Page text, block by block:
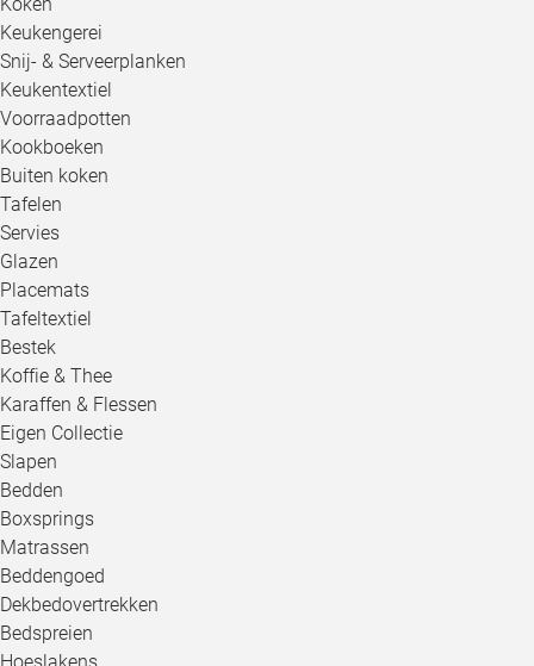
Keukengerei
Snij- & Serveerplanken
Keukentextiel
Voorraadpotten
Kookboeken
Buiten koken
Tafelen
Servies
Glazen
Placemats
Tafeltextiel
Bestek
Koffie & Thee
Karaffen & Flessen
Eigen Collectie
Slapen
Bedden
Boxsprings
Matrassen
Beddengoed
Dekbedovertrekken
Bedspreien